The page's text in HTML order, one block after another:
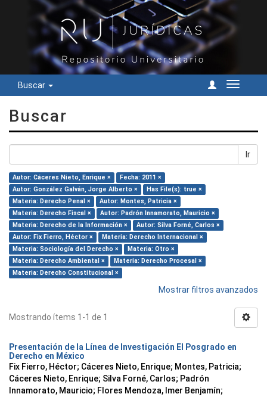
Buscar
Cambiar
Buscar
Ir
Autor: Cáceres Nieto, Enrique ×
Fecha: 2011 ×
Autor: González Galván, Jorge Alberto ×
Has File(s): true ×
Materia: Derecho Penal ×
Autor: Montes, Patricia ×
Materia: Derecho Fiscal ×
Autor: Padrón Innamorato, Mauricio ×
Materia: Derecho de la Información ×
Autor: Silva Forné, Carlos ×
Autor: Fix Fierro, Héctor ×
Materia: Derecho Internacional ×
Materia: Sociología del Derecho ×
Materia: Otro ×
Materia: Derecho Ambiental ×
Materia: Derecho Procesal ×
Materia: Derecho Constitucional ×
Mostrar filtros avanzados
Mostrando ítems 1-1 de 1
Presentación de la Línea de Investigación El Posgrado en
Derecho en México
Fix Fierro, Héctor; Cáceres Nieto, Enrique; Montes, Patricia;
Cáceres Nieto, Enrique; Silva Forné, Carlos; Padrón
Innamorato, Mauricio; Flores Mendoza, Imer Benjamín;